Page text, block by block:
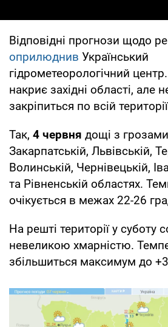
Відповідні прогнози щодо
оприлюднив Український
гідрометеорологічний
накриє західні області, але
закріпиться по всій
Так, 4 червня дощі з
Закарпатській, Львівській,
Волинській, Чернівецькій,
та Рівненській областях.
очікується в межах 22-26
На решті території у суботу
невеликою хмарністю.
збільшиться максимум до